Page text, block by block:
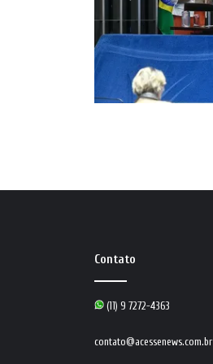
Contato
(11) 9 7272-4363
contato@acessenews.com.br